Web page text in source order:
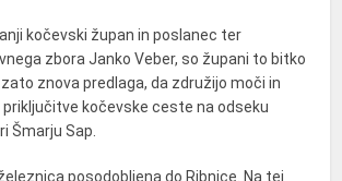
kočevski župan in poslanec ter
zbora Janko Veber, so župani to bitko
znova predlaga, da združijo moči in
kočevske ceste na odseku
Šmarju Sap.
posodobljena do Ribnice. Na tej